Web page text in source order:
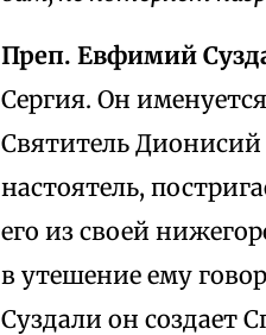
Преп. Евфимий
Сергия. Он
Святитель
настоятель,
его из своей
в утешение ему
Суздали он создает